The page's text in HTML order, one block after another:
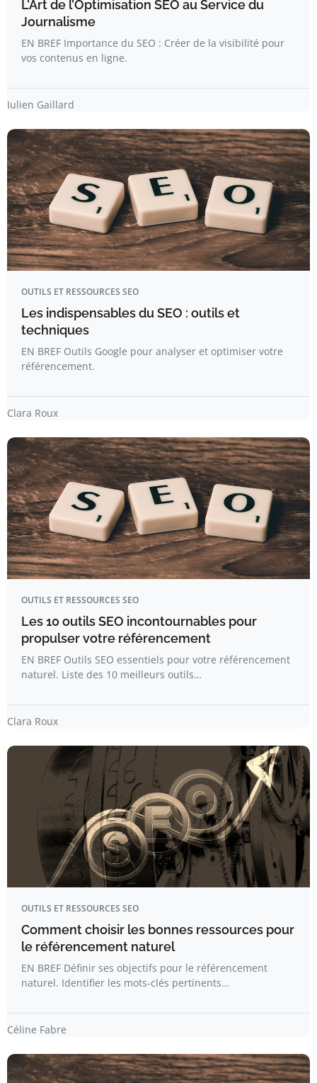
L’Art de l’Optimisation SEO au Service du
Journalisme
EN BREF Importance du SEO : Créer de la visibilité pour
vos contenus en ligne.
Julien Gaillard
OUTILS ET RESSOURCES SEO
Les indispensables du SEO : outils et
techniques
EN BREF Outils Google pour analyser et optimiser votre
référencement.
Clara Roux
OUTILS ET RESSOURCES SEO
Les 10 outils SEO incontournables pour
propulser votre référencement
EN BREF Outils SEO essentiels pour votre référencement
naturel. Liste des 10 meilleurs outils…
Clara Roux
OUTILS ET RESSOURCES SEO
Comment choisir les bonnes ressources pour
le référencement naturel
EN BREF Définir ses objectifs pour le référencement
naturel. Identifier les mots-clés pertinents…
Céline Fabre